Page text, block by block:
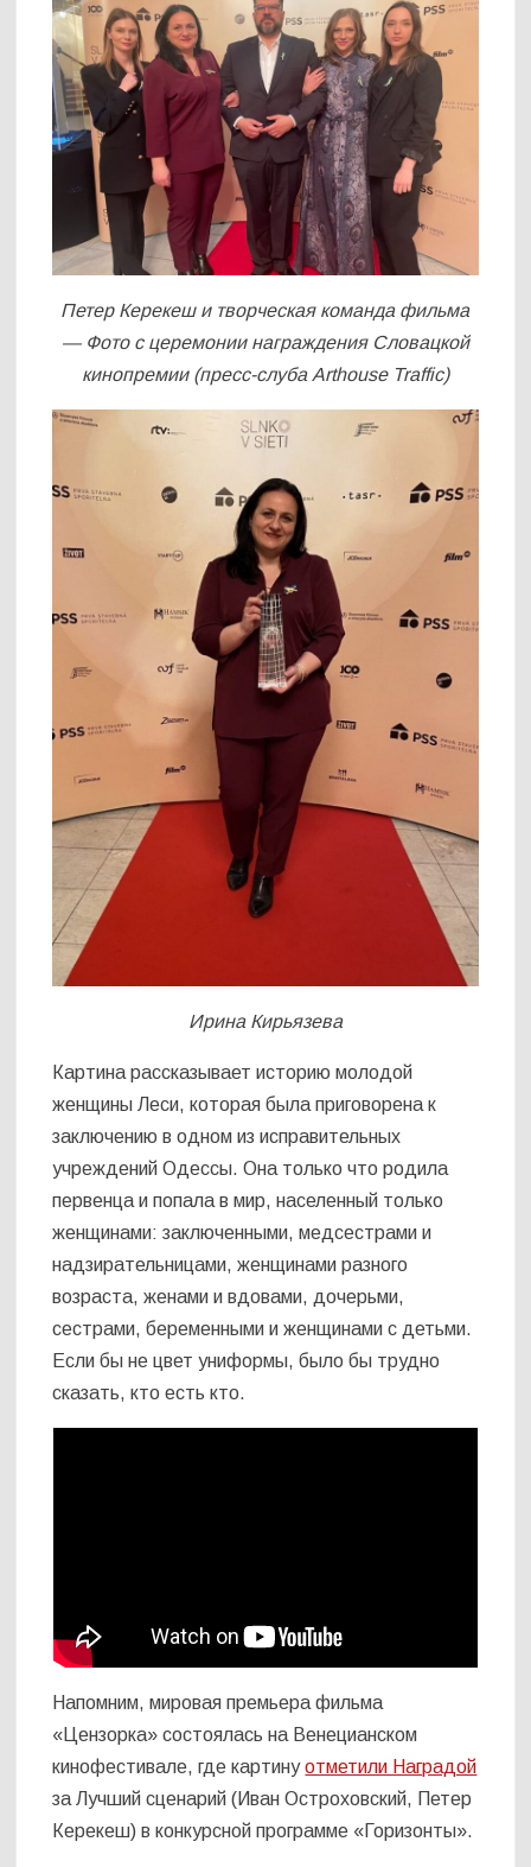
Петер Керекеш и творческая команда фильма
— Фото с церемонии награждения Словацкой
кинопремии (пресс-слуба Arthouse Traffic)
Ирина Кирьязева
Картина рассказывает историю молодой
женщины Леси, которая была приговорена к
заключению в одном из исправительных
учреждений Одессы. Она только что родила
первенца и попала в мир, населенный только
женщинами: заключенными, медсестрами и
надзирательницами, женщинами разного
возраста, женами и вдовами, дочерьми,
сестрами, беременными и женщинами с детьми.
Если бы не цвет униформы, было бы трудно
сказать, кто есть кто.
Напомним, мировая премьера фильма
«Цензорка» состоялась на Венецианском
кинофестивале, где картинуотметили Наградой
за Лучший сценарий (Иван Остроховский, Петер
Керекеш) в конкурсной программе «Горизонты».